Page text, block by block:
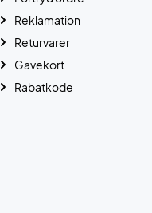
Reklamation
Returvarer
Gavekort
Rabatkode